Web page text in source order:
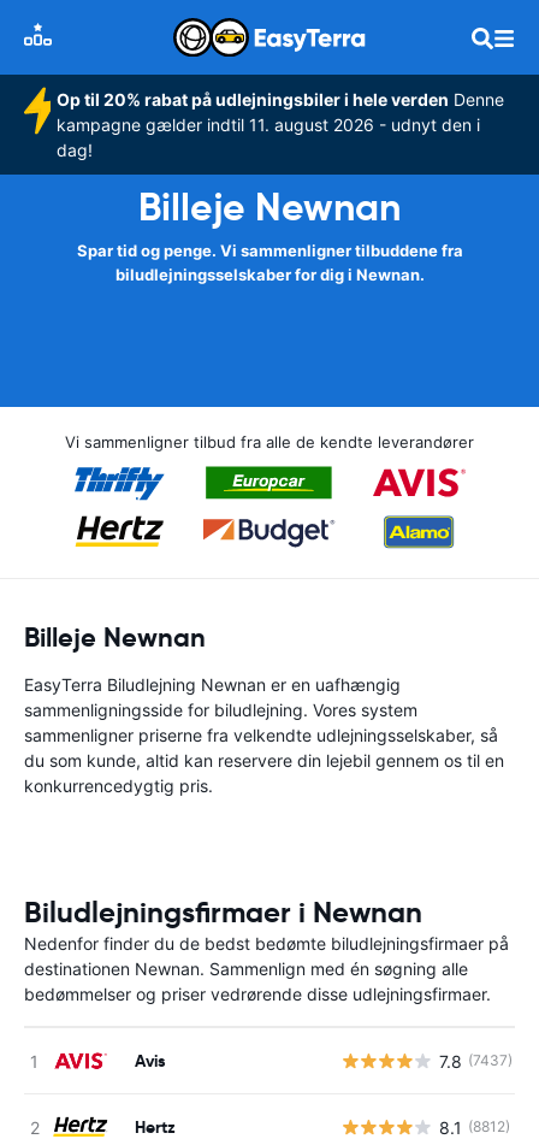
Op til 20% rabat på udlejningsbiler i hele verden Denne
kampagne gælder indtil 11. august 2026 - udnyt den i
dag!
Billeje Newnan
Spar tid og penge. Vi sammenligner tilbuddene fra
biludlejningsselskaber for dig i Newnan.
Vi sammenligner tilbud fra alle de kendte leverandører
Billeje Newnan
EasyTerra Biludlejning Newnan er en uafhængig
sammenligningsside for biludlejning. Vores system
sammenligner priserne fra velkendte udlejningsselskaber, så
du som kunde, altid kan reservere din lejebil gennem os til en
konkurrencedygtig pris.
Biludlejningsfirmaer i Newnan
Nedenfor finder du de bedst bedømte biludlejningsfirmaer på
destinationen Newnan. Sammenlign med én søgning alle
bedømmelser og priser vedrørende disse udlejningsfirmaer.
Avis 7.8 (7437)
Hertz 8.1 (8812)